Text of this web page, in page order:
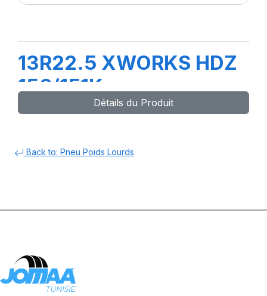
13R22.5 XWORKS HDZ
156/151K
Détails du Produit
Back to: Pneu Poids Lourds